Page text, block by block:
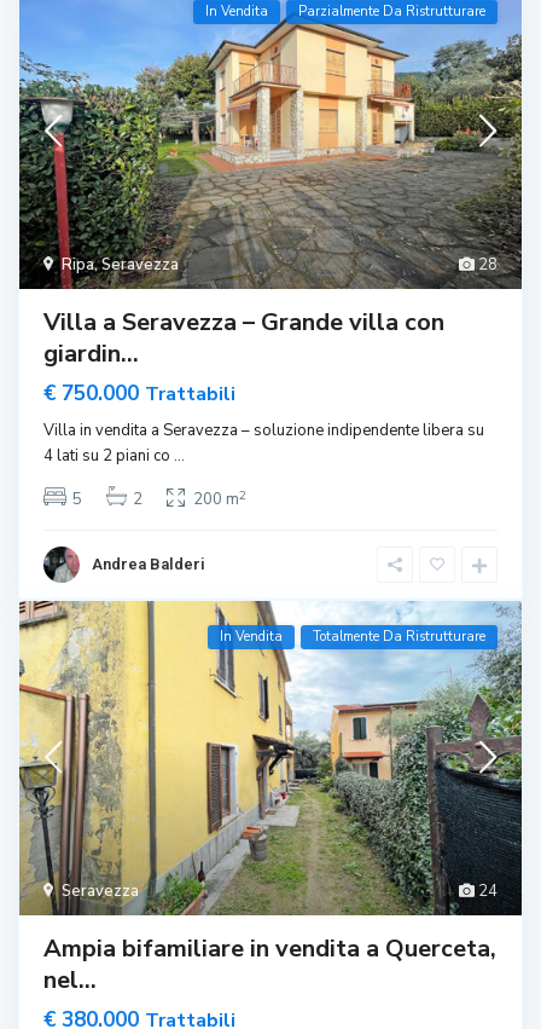
28
Ripa,Seravezza
In Vendita Parzialmente Da Ristrutturare
Villa a Seravezza – Grande villa con
giardin...
€ 750.000 Trattabili
Villa in vendita a Seravezza – soluzione indipendente libera su
4 lati su 2 piani co...
5
2 200 m2
Andrea Balderi
24
Seravezza
In Vendita Totalmente Da Ristrutturare
Ampia bifamiliare in vendita a Querceta,
nel...
€ 380.000 Trattabili